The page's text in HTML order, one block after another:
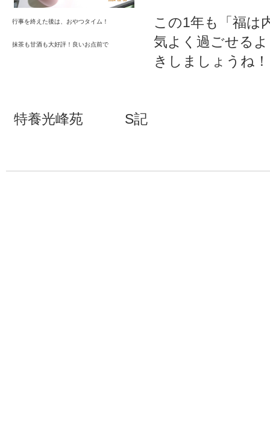
行事を終えた後は、おやつタイム！
抹茶も甘酒も大好評！良いお点前で
この1年も「福は
気よく過ごせる
きしましょうね！
特養光峰苑 S記